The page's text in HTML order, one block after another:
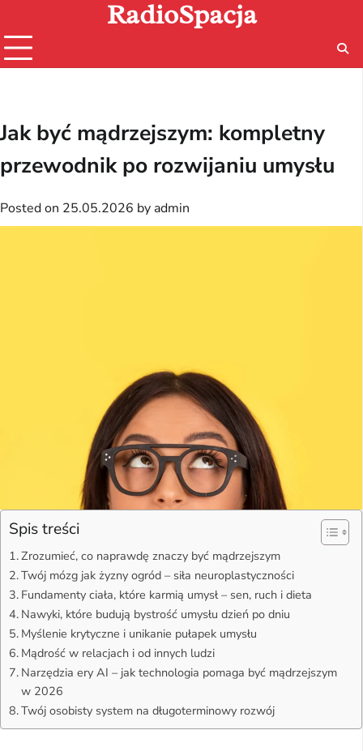
content
RadioSpacja
Jak być mądrzejszym: kompletny
przewodnik po rozwijaniu umysłu
Posted on 25.05.2026 by admin
Spis treści
Zrozumieć, co naprawdę znaczy być mądrzejszym
Twój mózg jak żyzny ogród – siła neuroplastyczności
Fundamenty ciała, które karmią umysł – sen, ruch i dieta
Nawyki, które budują bystrość umysłu dzień po dniu
Myślenie krytyczne i unikanie pułapek umysłu
Mądrość w relacjach i od innych ludzi
Narzędzia ery AI – jak technologia pomaga być mądrzejszym
w 2026
Twój osobisty system na długoterminowy rozwój